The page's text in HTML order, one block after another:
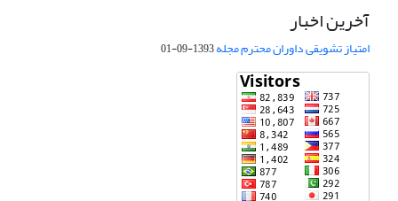
آخرین اخبار
امتیاز تشویقی داوران محترم مجله1393-09-01